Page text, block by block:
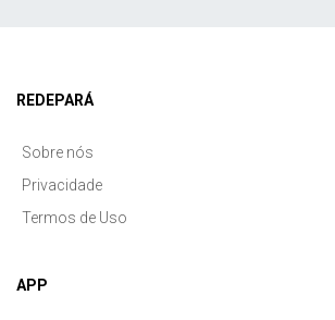
REDEPARÁ
Sobre nós
Privacidade
Termos de Uso
APP